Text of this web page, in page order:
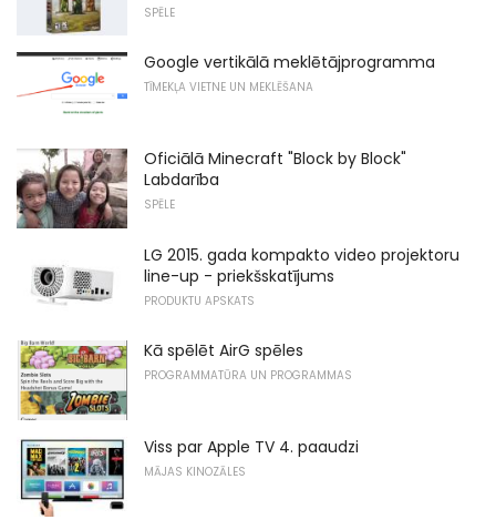
SPĒLE
Google vertikālā meklētājprogramma
TĪMEKĻA VIETNE UN MEKLĒŠANA
Oficiālā Minecraft "Block by Block"
Labdarība
SPĒLE
LG 2015. gada kompakto video projektoru
line-up - priekšskatījums
PRODUKTU APSKATS
Kā spēlēt AirG spēles
PROGRAMMATŪRA UN PROGRAMMAS
Viss par Apple TV 4. paaudzi
MĀJAS KINOZĀLES